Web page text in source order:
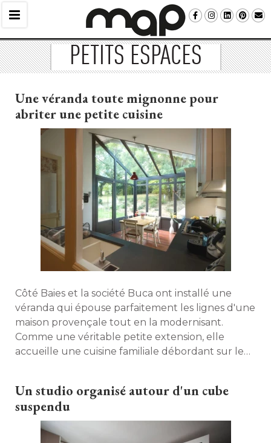
PETITS ESPACES
Une véranda toute mignonne pour
abriter une petite cuisine
Côté Baies et la société Buca ont installé une
véranda qui épouse parfaitement les lignes d'une
maison provençale tout en la modernisant.
Comme une véritable petite extension, elle
accueille une cuisine familiale débordant sur le
Un studio organisé autour d'un cube
suspendu